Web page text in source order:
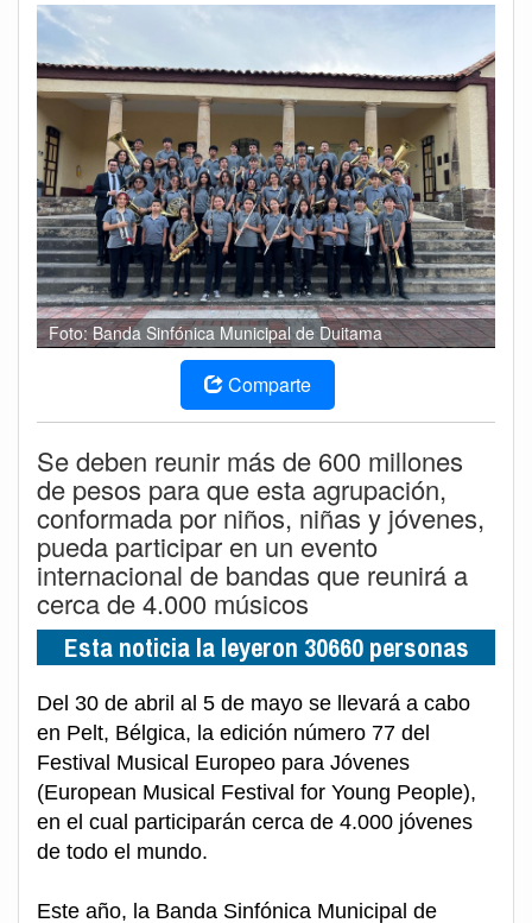
Foto: Banda Sinfónica Municipal de Duitama
Comparte
Se deben reunir más de 600 millones
de pesos para que esta agrupación,
conformada por niños, niñas y jóvenes,
pueda participar en un evento
internacional de bandas que reunirá a
cerca de 4.000 músicos
Esta noticia la leyeron 30660 personas
Del 30 de abril al 5 de mayo se llevará a cabo
en Pelt, Bélgica, la edición número 77 del
Festival Musical Europeo para Jóvenes
(European Musical Festival for Young People),
en el cual participarán cerca de 4.000 jóvenes
de todo el mundo.
Este año, la Banda Sinfónica Municipal de